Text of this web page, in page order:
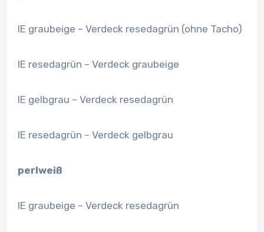
IE graubeige – Verdeck resedagrün (ohne Tacho)
IE resedagrün – Verdeck graubeige
IE gelbgrau – Verdeck resedagrün
IE resedagrün – Verdeck gelbgrau
perlweiß
IE graubeige – Verdeck resedagrün